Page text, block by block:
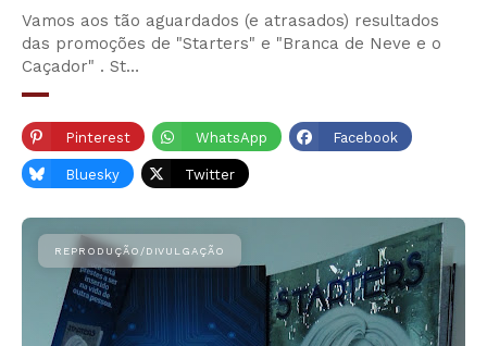
Vamos aos tão aguardados (e atrasados) resultados
das promoções de "Starters" e "Branca de Neve e o
Caçador" . St…
Pinterest WhatsApp Facebook
Bluesky Twitter